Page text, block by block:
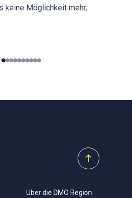
keine Möglichkeit mehr,
0123456789
Über die DMO Region